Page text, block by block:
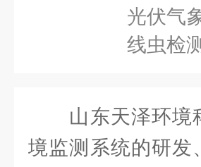
光伏气
线虫检
山东天泽环境科
境监测系统的研发